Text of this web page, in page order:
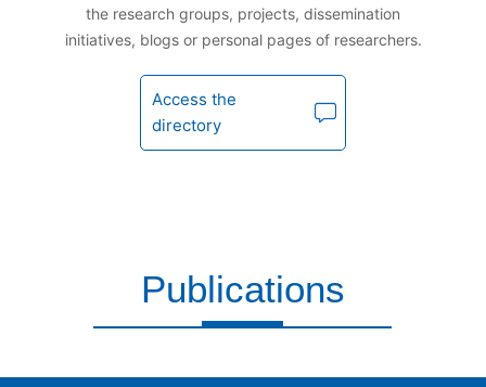
the research groups, projects, dissemination
initiatives, blogs or personal pages of researchers.
Access the
directory
Publications